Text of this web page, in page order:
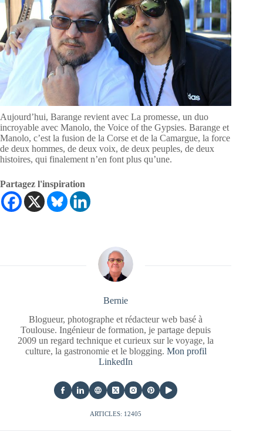
Aujourd’hui, Barange revient avec La promesse, un duo
incroyable avec Manolo, the Voice of the Gypsies. Barange et
Manolo, c’est la fusion de la Corse et de la Camargue, la force
de deux hommes, de deux voix, de deux peuples, de deux
histoires, qui finalement n’en font plus qu’une.
Partagez l'inspiration
Bernie
Blogueur, photographe et rédacteur web basé à
Toulouse. Ingénieur de formation, je partage depuis
2009 un regard technique et curieux sur le voyage, la
culture, la gastronomie et le blogging. Mon profil
LinkedIn
ARTICLES: 12405